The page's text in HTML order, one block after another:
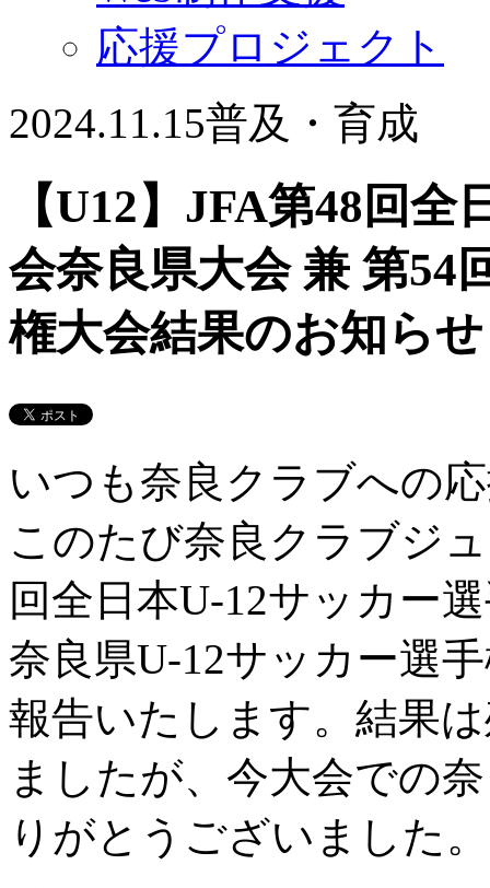
応援プロジェクト
2024.11.15普及・育成
【U12】JFA第48回
会奈良県大会 兼 第54
権大会結果のお知らせ
いつも奈良クラブへの
このたび奈良クラブジ
回全日本U-12サッカー
奈良県U-12サッカー選
報告いたします。結果
ましたが、今大会での
りがとうございました。